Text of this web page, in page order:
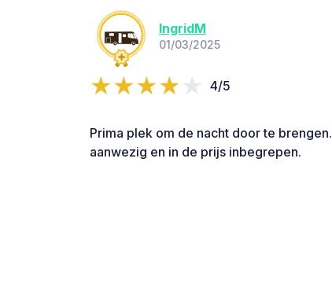
IngridM
01/03/2025
4/5
Prima plek om de nacht door te
aanwezig en in de prijs inbegrepen.